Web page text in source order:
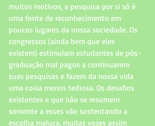
muitos motivos, a pesquisa por si só é
uma fonte de reconhecimento em
poucos lugares da nossa sociedade. Os
congressos (ainda bem que eles
existem) estimulam estudantes de pós-
graduação mal pagos a continuarem
suas pesquisas e fazem da nossa vida
uma coisa menos tediosa. Os desafios
existentes e que não se resumem
somente a esses vão sustentando a
escolha maluca, muitas vezes assim